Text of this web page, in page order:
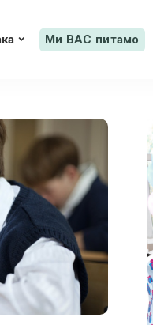
Ми ВАС питамо